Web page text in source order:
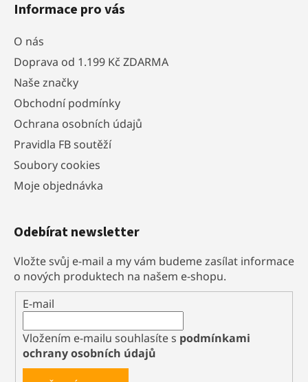
Informace pro vás
O nás
Doprava od 1.199 Kč ZDARMA
Naše značky
Obchodní podmínky
Ochrana osobních údajů
Pravidla FB soutěží
Soubory cookies
Moje objednávka
Odebírat newsletter
Vložte svůj e-mail a my vám budeme zasílat informace
o nových produktech na našem e-shopu.
E-mail
Vložením e-mailu souhlasíte s podmínkami
ochrany osobních údajů